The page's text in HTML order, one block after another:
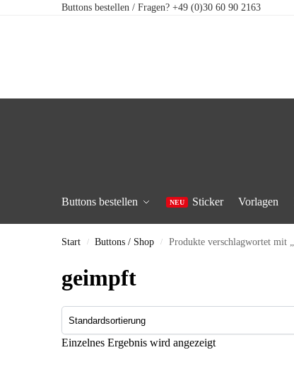
Buttons bestellen / Fragen? +49 (0)30 60 90 2163
Buttons bestellen Sticker Vorlagen
Start / Buttons / Shop / Produkte verschlagwortet mit
geimpft
Einzelnes Ergebnis wird angezeigt